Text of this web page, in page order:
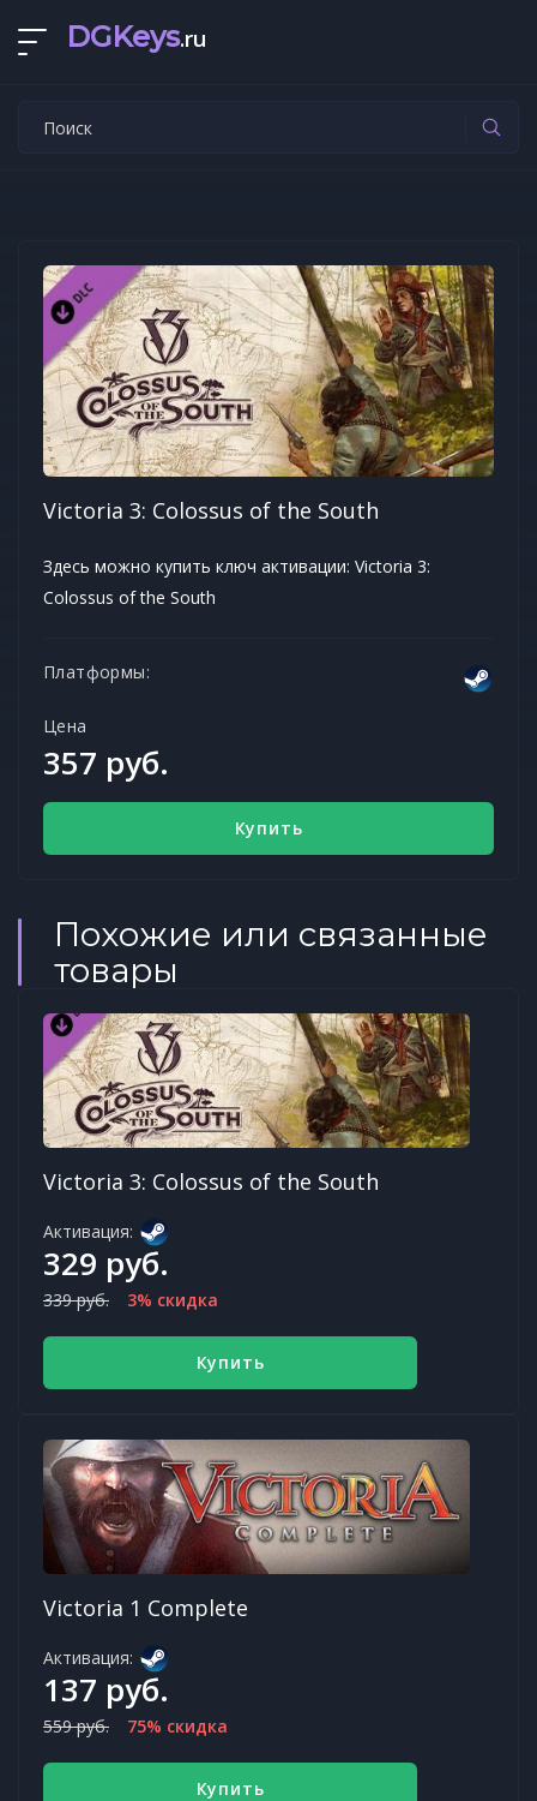
DGKeys.ru
Victoria 3: Colossus of the South
Здесь можно купить ключ активации: Victoria 3:
Colossus of the South
Платформы:
Цена
357 руб.
Купить
Похожие или связанные
товары
Victoria 3: Colossus of the South
Активация:
329 руб.
339 руб. 3% скидка
Купить
Victoria 1 Complete
Активация:
137 руб.
559 руб. 75% скидка
Купить